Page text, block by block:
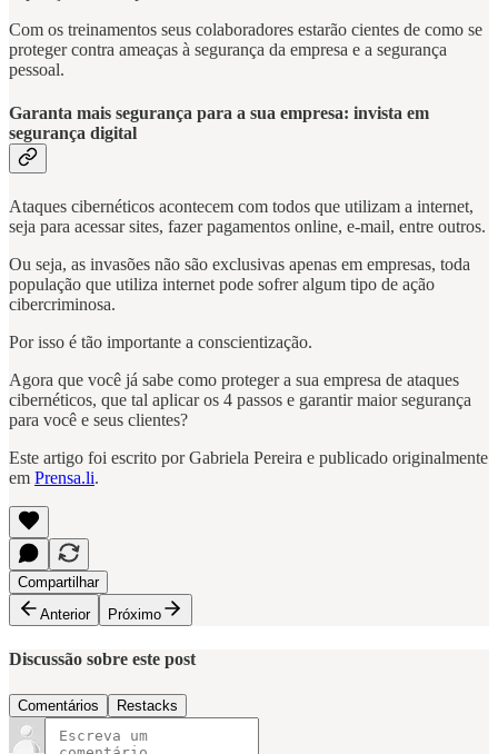
Com os treinamentos seus colaboradores estarão cientes de como se
proteger contra ameaças à segurança da empresa e a segurança
pessoal.
Garanta mais segurança para a sua empresa: invista em
segurança digital
Ataques cibernéticos acontecem com todos que utilizam a internet,
seja para acessar sites, fazer pagamentos online, e-mail, entre outros.
Ou seja, as invasões não são exclusivas apenas em empresas, toda
população que utiliza internet pode sofrer algum tipo de ação
cibercriminosa.
Por isso é tão importante a conscientização.
Agora que você já sabe como proteger a sua empresa de ataques
cibernéticos, que tal aplicar os 4 passos e garantir maior segurança
para você e seus clientes?
Este artigo foi escrito por Gabriela Pereira e publicado originalmente
em Prensa.li.
Compartilhar
Anterior
Próximo
Discussão sobre este post
Comentários Restacks